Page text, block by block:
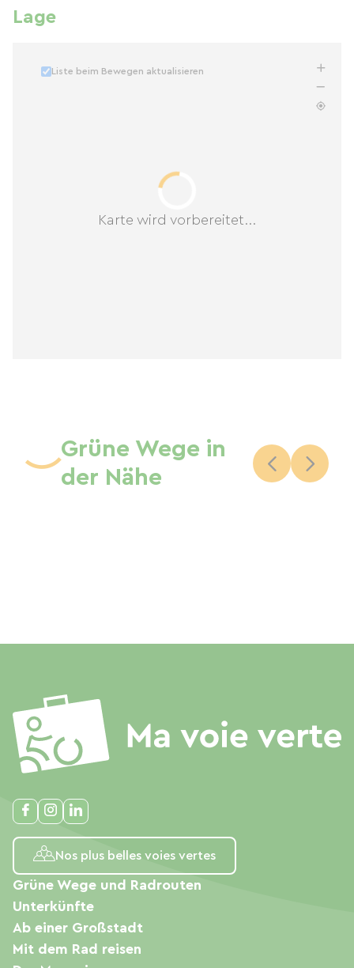
Lage
Karte wird vorbereitet...
Liste beim Bewegen aktualisieren
Grüne Wege in
der Nähe
Nos plus belles voies vertes
Grüne Wege und Radrouten
Unterkünfte
Ab einer Großstadt
Mit dem Rad reisen